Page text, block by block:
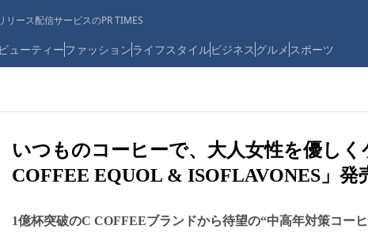
リース配信サービスのPR TIMES
ビューティーファッションライフスタイルビジネス グルメ スポーツ
いつものコーヒーで、大人女性を優し
COFFEE EQUOL & ISOFLAVONES」発
1億杯突破のC COFFEEブランドから待望の“中高年対策コー